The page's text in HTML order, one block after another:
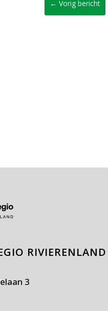
←Vorig bericht
RIVIERENLAND
3